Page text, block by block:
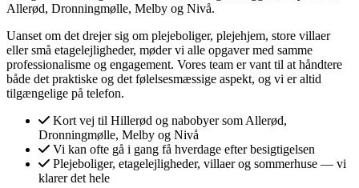
Allerød, Dronningmølle, Melby og Nivå.
Uanset om det drejer sig om plejeboliger, plejehjem, store villaer
eller små etagelejligheder, møder vi alle opgaver med samme
professionalisme og engagement. Vores team er vant til at håndtere
både det praktiske og det følelsesmæssige aspekt, og vi er altid
tilgængelige på telefon.
Kort vej til Hillerød og nabobyer som Allerød,
Dronningmølle, Melby og Nivå
Vi kan ofte gå i gang få hverdage efter besigtigelsen
Plejeboliger, etagelejligheder, villaer og sommerhuse — vi
klarer det hele